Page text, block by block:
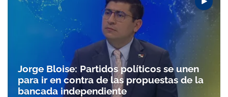
Jorge Bloise: Partidos políticos se unen
para ir en contra de las propuestas de la
bancada independiente